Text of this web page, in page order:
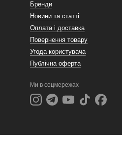
Бренди
Новини та статті
Оплата і доставка
Повернення товару
Угода користувача
Публічна оферта
Ми в соцмережах